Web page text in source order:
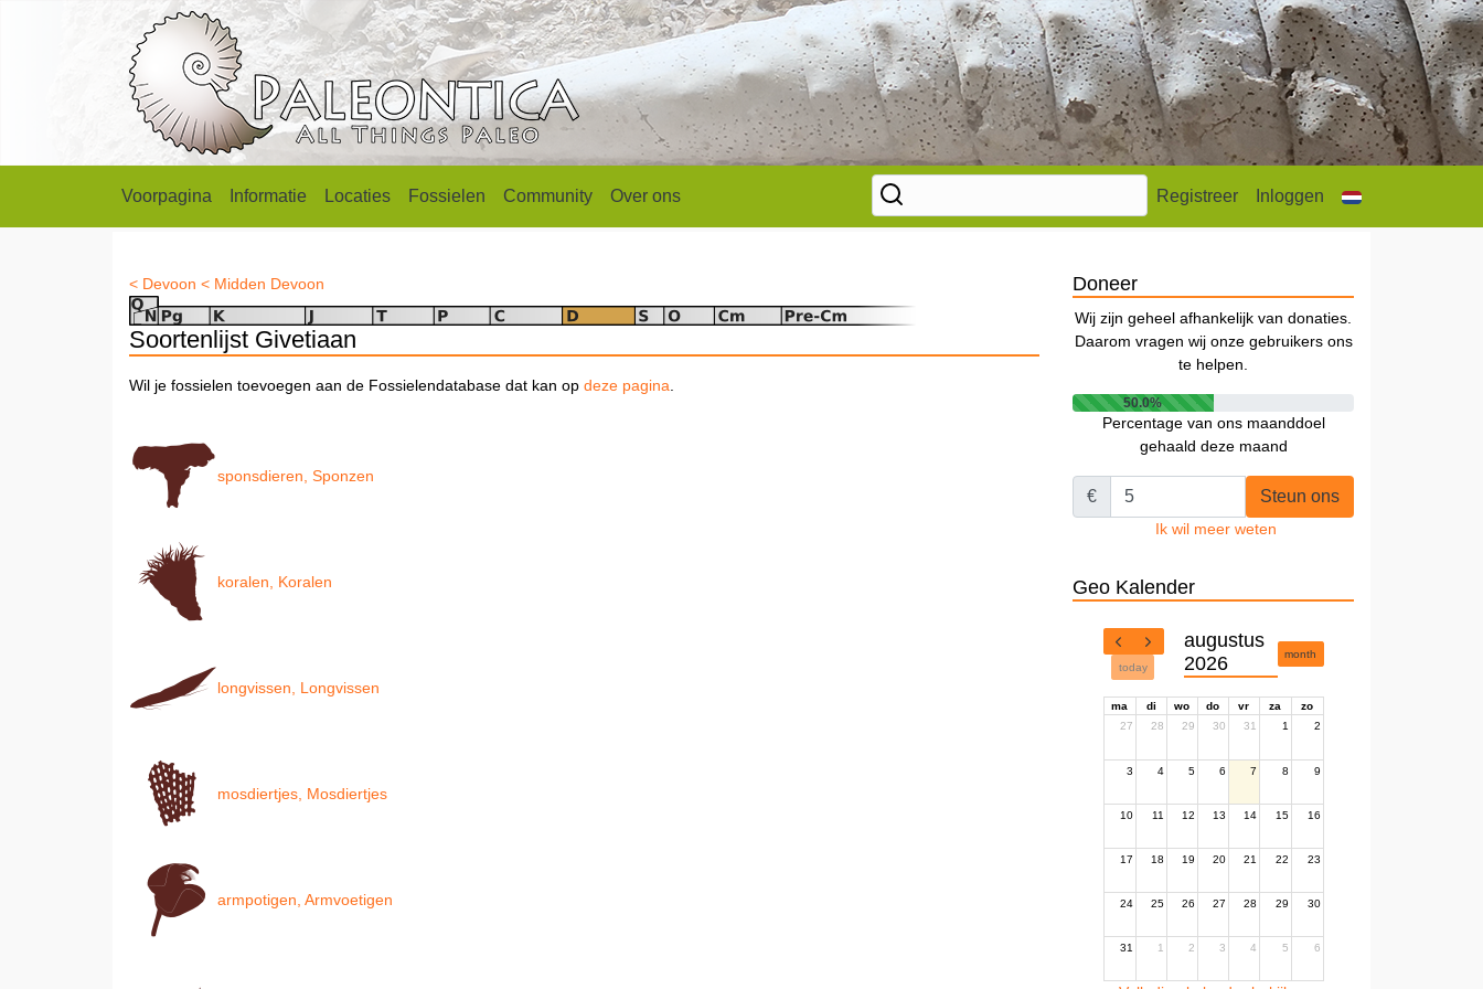
Voorpagina Informatie Locaties Fossielen Community Over ons Registreer Inloggen
< Devoon < Midden Devoon
Soortenlijst Givetiaan
Wil je fossielen toevoegen aan de Fossielendatabase dat kan op deze pagina
sponsdieren, Sponzen
koralen, Koralen
longvissen, Longvissen
mosdiertjes, Mosdiertjes
armpotigen, Armvoetigen
Doneer
Wij zijn geheel afhankelijk van donaties.
Daarom vragen wij onze gebruikers ons
te helpen.
50.0%
Percentage van ons maanddoel
gehaald deze maand
€ Steun ons
Ik wil meer weten
Geo Kalender
today
augustus
2026
month
ma di wo do vr za
zo
27
28 29 30 31 1 2
3 4 5 6 7 8 9
10 11 12 13 14 15 16
17 18 19 20 21 22 23
24 25 26 27 28 29 30
31 1 2 3 4 5 6